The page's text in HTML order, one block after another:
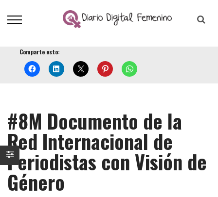
Comparte esto:
#8M Documento de la
Red Internacional de
Periodistas con Visión de
Género